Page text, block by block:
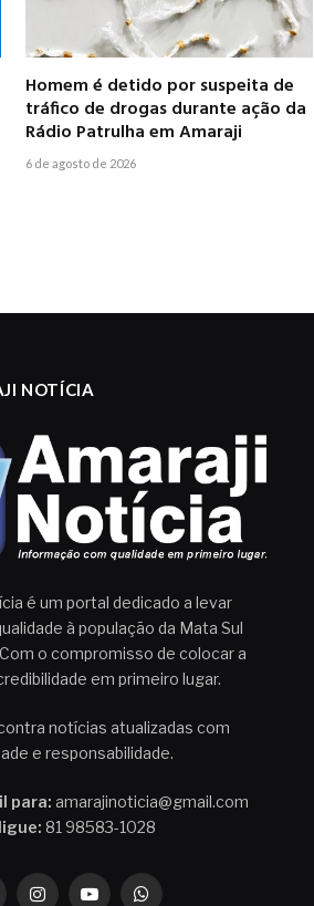
Homem é detido por suspeita de
tráfico de drogas durante ação da
Rádio Patrulha em Amaraji
6 de agosto de 2026
NOTÍCIA
é um portal dedicado a levar
à população da Mata Sul
o compromisso de colocar a
em primeiro lugar.
notícias atualizadas com
e responsabilidade.
para: amarajinoticia@gmail.com
81 98583-1028